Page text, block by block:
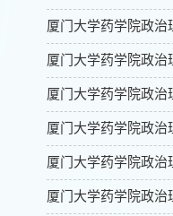
厦门大学药学院政治
厦门大学药学院政治
厦门大学药学院政治
厦门大学药学院政治
厦门大学药学院政治
厦门大学药学院政治